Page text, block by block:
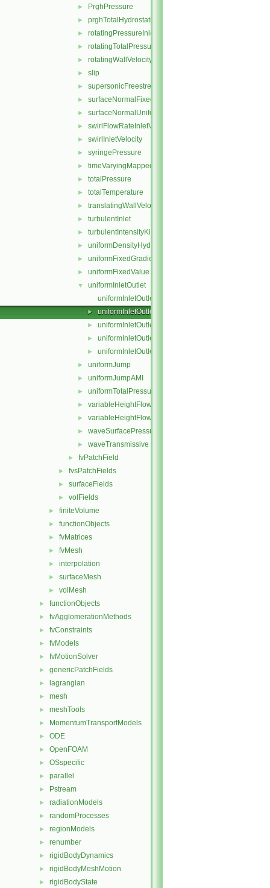
► PrghPressure
► prghTotalHydrostaticPressure
► rotatingPressureInletOutletVelocity
► rotatingTotalPressure
► rotatingWallVelocity
► slip
► supersonicFreestream
► surfaceNormalFixedValue
► surfaceNormalUniformFixedValue
► swirlFlowRateInletVelocity
► swirlInletVelocity
► syringePressure
► timeVaryingMappedFixedValue
► totalPressure
► totalTemperature
► translatingWallVelocity
► turbulentInlet
► turbulentIntensityKineticEnergyInlet
► uniformDensityHydrostaticPressure
► uniformFixedGradient
► uniformFixedValue
▼
uniformInletOutlet
uniformInletOutletFvPatchField.C
► uniformInletOutletFvPatchField.H
► uniformInletOutletFvPatchFields.C
► uniformInletOutletFvPatchFields.H
► uniformInletOutletFvPatchFieldsFwd.H
► uniformJump
► uniformJumpAMI
► uniformTotalPressure
► variableHeightFlowRate
► variableHeightFlowRateInletVelocity
► waveSurfacePressure
► waveTransmissive
► fvPatchField
► fvsPatchFields
► surfaceFields
► volFields
► finiteVolume
► functionObjects
► fvMatrices
► fvMesh
► interpolation
► surfaceMesh
► volMesh
► functionObjects
► fvAgglomerationMethods
► fvConstraints
► fvModels
► fvMotionSolver
► genericPatchFields
► lagrangian
► mesh
► meshTools
► MomentumTransportModels
► ODE
► OpenFOAM
► OSspecific
► parallel
► Pstream
► radiationModels
► randomProcesses
► regionModels
► renumber
► rigidBodyDynamics
► rigidBodyMeshMotion
► rigidBodyState